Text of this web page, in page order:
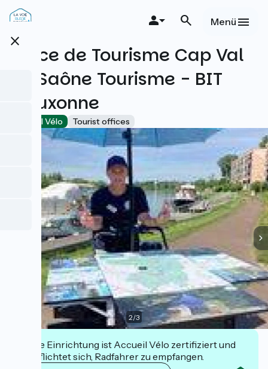
Direkt
zum
close
Menü
Office de Tourisme Cap Val
de Saône Tourisme - BIT
d'Auxonne
Accueil Vélo Tourist offices
2/3
Diese Einrichtung ist Accueil Vélo zertifiziert und
verpflichtet sich, Radfahrer zu empfangen.